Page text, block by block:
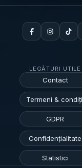
LEGĂTURI UTILE
Contact
Termeni &
GDPR
Confidențialitate
Statistici